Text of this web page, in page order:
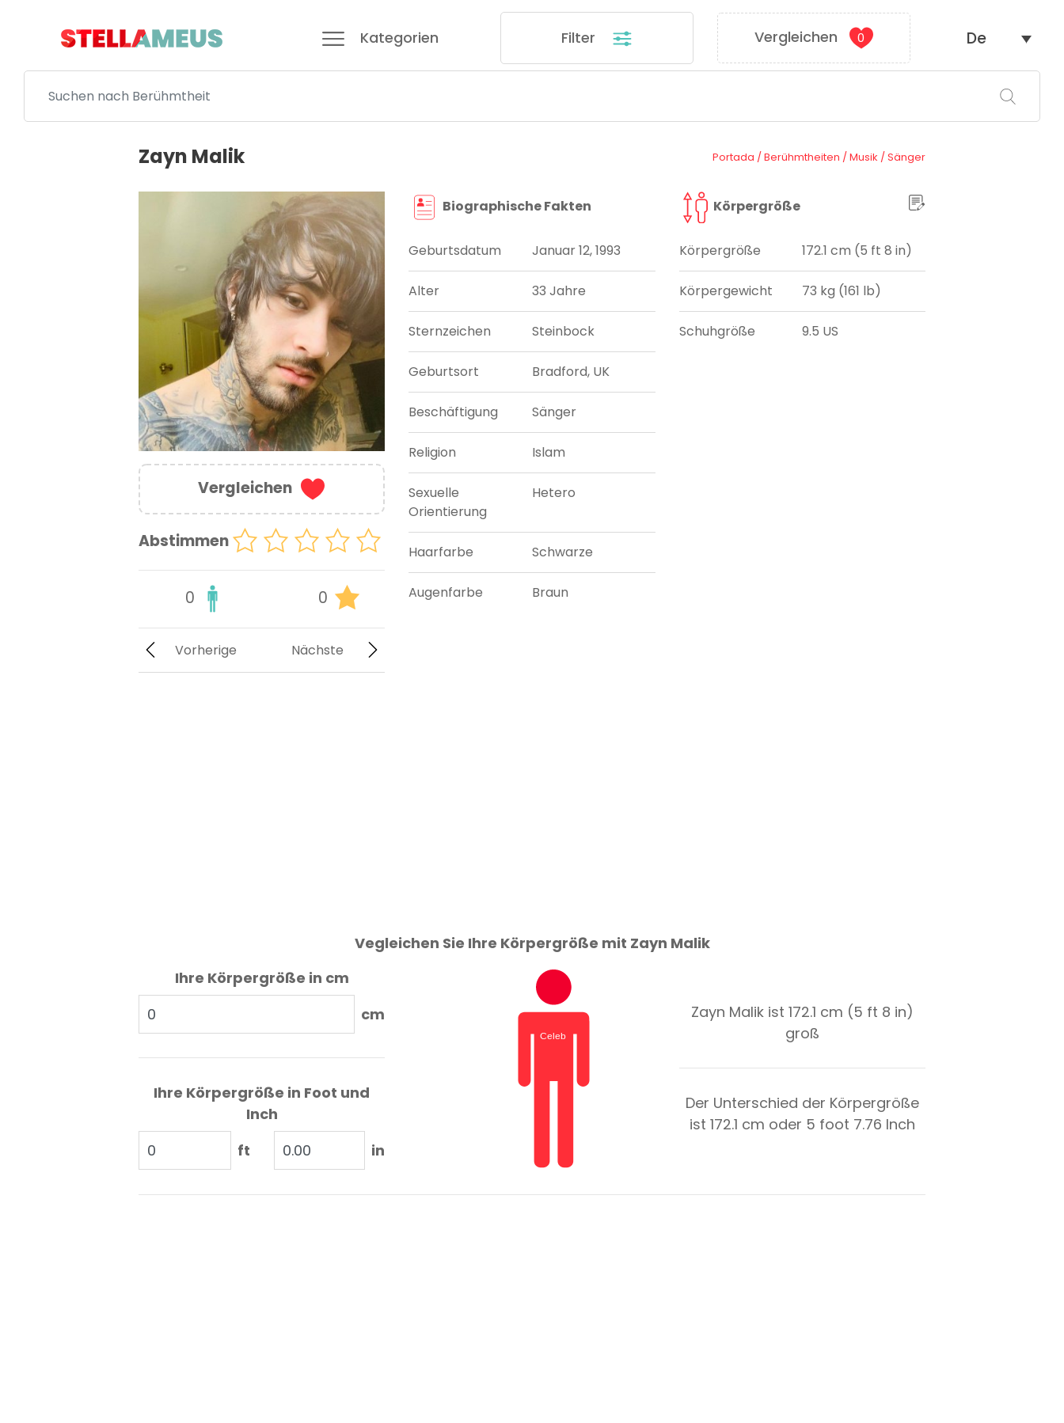
Kategorien Filter Vergleichen 0 De
Zayn Malik Portada /Berühmtheiten /Musik /Sänger
Vergleichen
Abstimmen
0 0
Nächste
Vorherige
Biographische Fakten
Geburtsdatum Januar 12, 1993
Alter 33 Jahre
Sternzeichen Steinbock
Geburtsort Bradford, UK
Beschäftigung Sänger
Religion Islam
Sexuelle
Orientierung
Hetero
Haarfarbe Schwarze
Augenfarbe Braun
Körpergröße
Körpergröße 172.1 cm (5 ft 8 in)
Körpergewicht 73 kg (161 lb)
Schuhgröße 9.5 US
Vegleichen Sie Ihre Körpergröße mit Zayn Malik
Ihre Körpergröße in cm
cm
Ihre Körpergröße in Foot und
Inch
ft
in
Zayn Malik ist 172.1 cm (5 ft 8 in)
groß
Der Unterschied der Körpergröße
ist 172.1 cm oder 5 foot 7.76 Inch